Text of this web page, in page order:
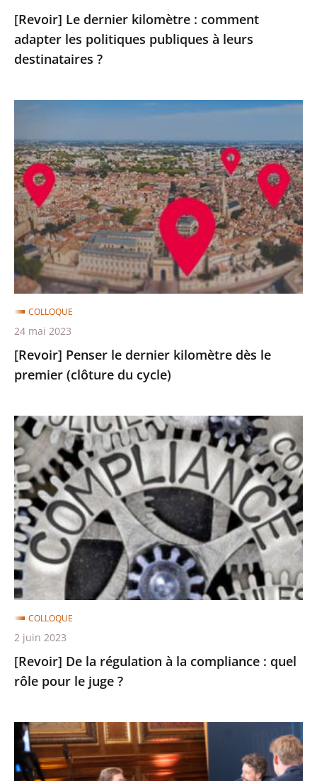
destinataires
?
[Revoir] Le dernier kilomètre : comment
adapter les politiques publiques à leurs
destinataires ?
le
dernier
kilomètre
dès
le
premier
(clôture
du
cycle)
[Revoir] Penser le dernier kilomètre dès le
premier (clôture du cycle)
COLLOQUE
24 mai 2023
[Revoir]
De
la
régulation
à
la
compliance
:
quel
rôle
pour
le
juge
?
[Revoir] De la régulation à la compliance : quel
rôle pour le juge ?
COLLOQUE
2 juin 2023
[Revoir]
Nuit
du